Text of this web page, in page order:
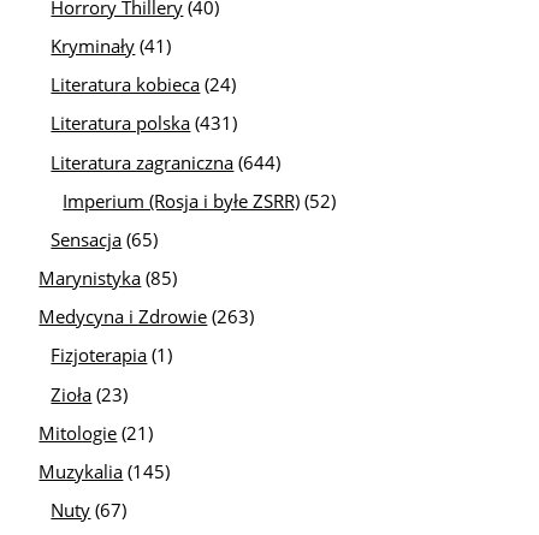
Horrory Thillery (40)
Kryminały (41)
Literatura kobieca (24)
Literatura polska (431)
Literatura zagraniczna (644)
Imperium (Rosja i byłe ZSRR) (52)
Sensacja (65)
Marynistyka (85)
Medycyna i Zdrowie (263)
Fizjoterapia (1)
Zioła (23)
Mitologie (21)
Muzykalia (145)
Nuty (67)